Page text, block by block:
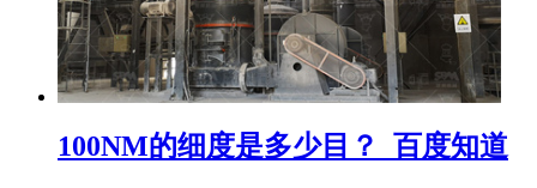
100NM的细度是多少目？_百度知道